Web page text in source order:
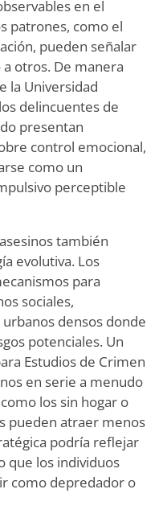
en el
patrones, como el
pueden señalar
otros. De manera
la Universidad
delincuentes de
presentan
control emocional,
como un
perceptible
también
evolutiva. Los
para
sociales,
densos donde
potenciales. Un
Estudios de Crimen
en serie a menudo
los sin hogar o
pueden atraer menos
podría reflejar
que los individuos
como depredador o